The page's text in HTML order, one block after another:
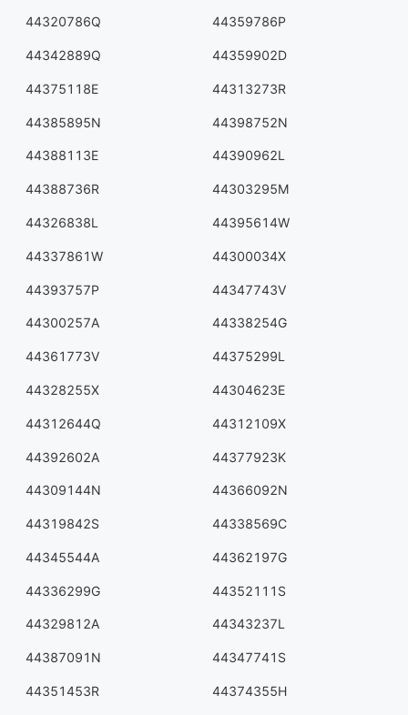
44320786Q 44359786P
44342889Q 44359902D
44375118E 44313273R
44385895N 44398752N
44388113E 44390962L
44388736R 44303295M
44326838L 44395614W
44337861W 44300034X
44393757P 44347743V
44300257A 44338254G
44361773V 44375299L
44328255X 44304623E
44312644Q 44312109X
44392602A 44377923K
44309144N 44366092N
44319842S 44338569C
44345544A 44362197G
44336299G 44352111S
44329812A 44343237L
44387091N 44347741S
44351453R 44374355H